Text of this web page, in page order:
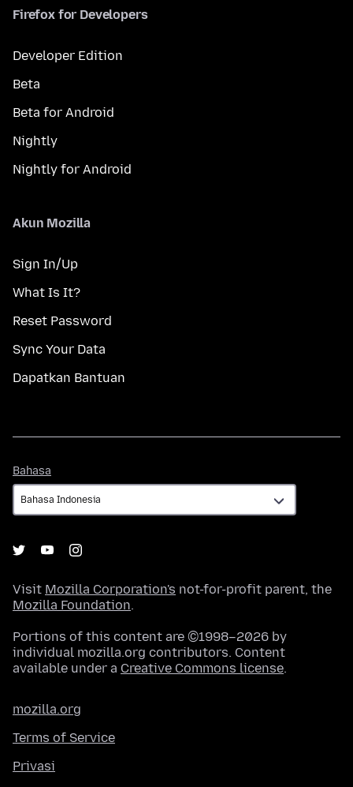
Firefox for Developers
Developer Edition
Beta
Beta for Android
Nightly
Nightly for Android
Akun Mozilla
Sign In/Up
What Is It?
Reset Password
Sync Your Data
Dapatkan Bantuan
Bahasa
Visit Mozilla Corporation's not-for-profit parent, the
Mozilla Foundation.
Portions of this content are ©1998–2026 by
individual mozilla.org contributors. Content
available under a Creative Commons license.
mozilla.org
Terms of Service
Privasi